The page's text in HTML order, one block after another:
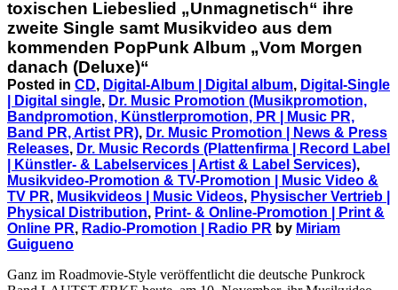
toxischen Liebeslied „Unmagnetisch“ ihre
zweite Single samt Musikvideo aus dem
kommenden PopPunk Album „Vom Morgen
danach (Deluxe)“
Posted in CD, Digital-Album | Digital album, Digital-Single
| Digital single, Dr. Music Promotion (Musikpromotion,
Bandpromotion, Künstlerpromotion, PR | Music PR,
Band PR, Artist PR), Dr. Music Promotion | News & Press
Releases, Dr. Music Records (Plattenfirma | Record Label
| Künstler- & Labelservices | Artist & Label Services),
Musikvideo-Promotion & TV-Promotion | Music Video &
TV PR, Musikvideos | Music Videos, Physischer Vertrieb |
Physical Distribution, Print- & Online-Promotion | Print &
Online PR, Radio-Promotion | Radio PR by Miriam
Guigueno
Ganz im Roadmovie-Style veröffentlicht die deutsche Punkrock